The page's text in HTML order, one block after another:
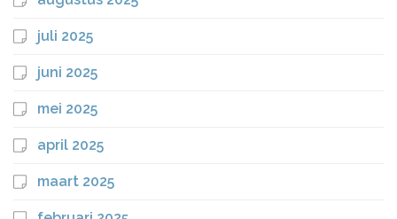
juli 2025
juni 2025
mei 2025
april 2025
maart 2025